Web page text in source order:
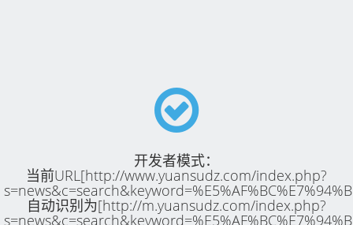
开发者模式：
当前URL[http://www.yuansudz.com/index.php?
自动识别为[http://m.yuansudz.com/index.php?